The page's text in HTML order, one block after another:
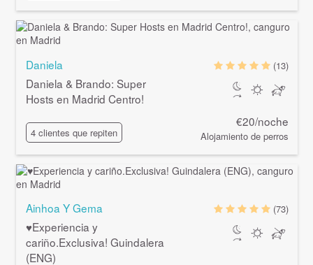
Daniela
Daniela & Brando: Super
Hosts en Madrid Centro!
4 clientes que repiten
(13)
€20/noche
Alojamiento de perros
Ainhoa Y Gema
♥Experiencia y
cariño.Exclusiva! Guindalera
(ENG)
(73)